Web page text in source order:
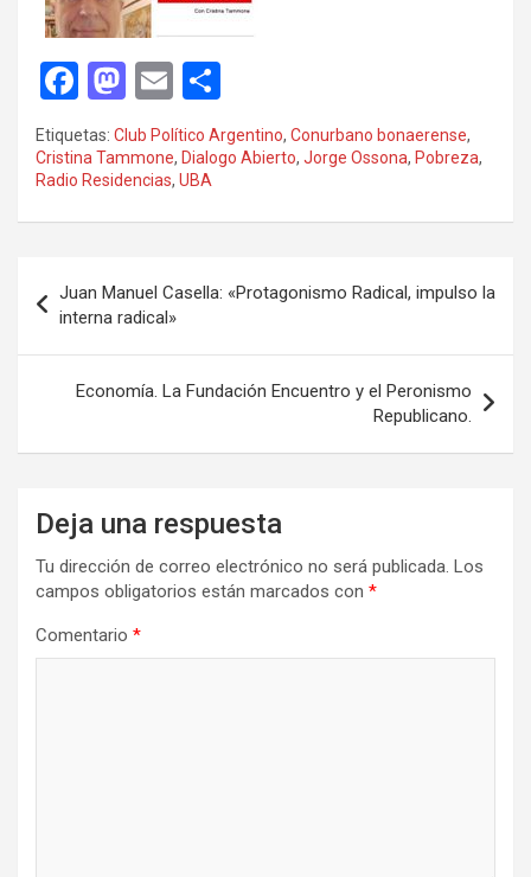
F
a
ce
b
o
k
M
a
st
o
d
n
E
m
ail m
ar
Etiquetas: Club Político Argentino, Conurbano bonaerense,
Cristina Tammone, Dialogo Abierto, Jorge Ossona, Pobreza,
Radio Residencias, UBA
de
entradas
Juan Manuel Casella: «Protagonismo Radical, impulso la
interna radical»
Economía. La Fundación Encuentro y el Peronismo
Republicano.
Deja una respuesta
Tu dirección de correo electrónico no será publicada. Los
campos obligatorios están marcados con *
Comentario *